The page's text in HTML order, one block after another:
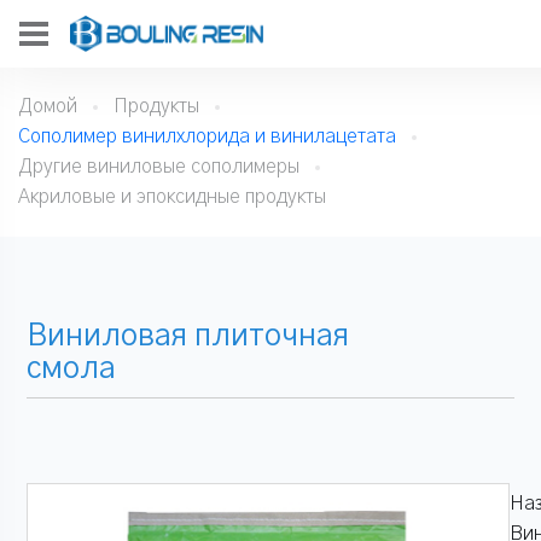
Домой
Продукты
Сополимер винилхлорида и винилацетата
Другие виниловые сополимеры
Акриловые и эпоксидные продукты
Виниловая плиточная
смола